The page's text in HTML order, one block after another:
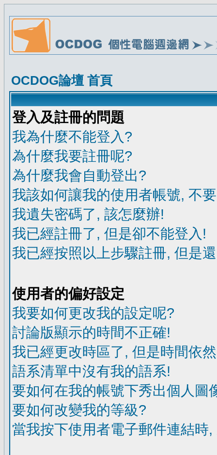
OCDOG論壇 首頁
登入及註冊的問題
我為什麼不能登入?
為什麼我要註冊呢?
為什麼我會自動登出?
我該如何讓我的使用者帳號, 不
我遺失密碼了, 該怎麼辦!
我已經註冊了, 但是卻不能登入!
我已經按照以上步驟註冊, 但是
使用者的偏好設定
我要如何更改我的設定呢?
討論版顯示的時間不正確!
我已經更改時區了, 但是時間依
語系清單中沒有我的語系!
要如何在我的帳號下秀出個人圖
要如何改變我的等級?
當我按下使用者電子郵件連結時